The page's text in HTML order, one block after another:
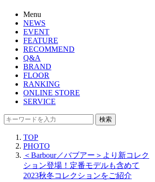
Menu
NEWS
EVENT
FEATURE
RECOMMEND
Q&A
BRAND
FLOOR
RANKING
ONLINE STORE
SERVICE
検索
TOP
PHOTO
＜Barbour／バブアー＞より新コレク
ション登場！定番モデルも含めて
2023秋冬コレクションをご紹介